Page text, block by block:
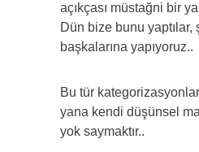
açıkçası müstağni bir
Dün bize bunu yaptılar,
başkalarına yapıyoruz..
Bu tür
yana kendi düşünsel
yok saymaktır..